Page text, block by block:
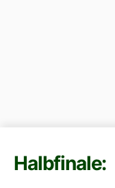
Halbfinale: